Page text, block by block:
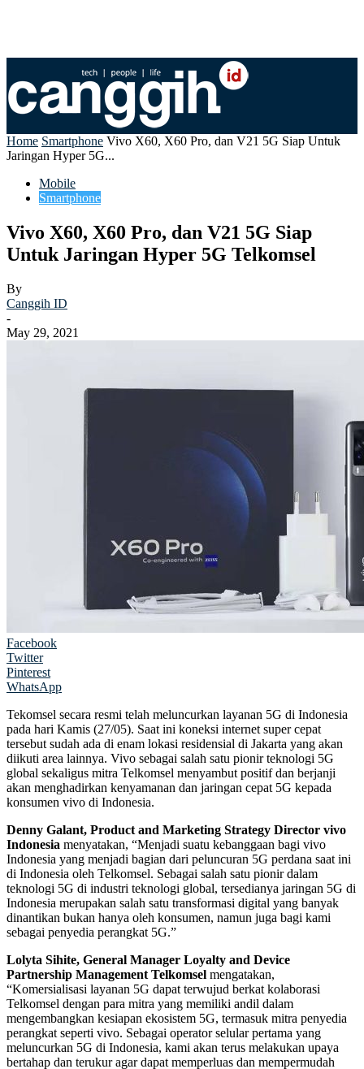
Home Smartphone Vivo X60, X60 Pro, dan V21 5G Siap Untuk
Jaringan Hyper 5G...
Mobile
Smartphone
Vivo X60, X60 Pro, dan V21 5G Siap
Untuk Jaringan Hyper 5G Telkomsel
By
Canggih ID
-
May 29, 2021
Facebook
Twitter
Pinterest
WhatsApp
Tekomsel secara resmi telah meluncurkan layanan 5G di Indonesia
pada hari Kamis (27/05). Saat ini koneksi internet super cepat
tersebut sudah ada di enam lokasi residensial di Jakarta yang akan
diikuti area lainnya. Vivo sebagai salah satu pionir teknologi 5G
global sekaligus mitra Telkomsel menyambut positif dan berjanji
akan menghadirkan kenyamanan dan jaringan cepat 5G kepada
konsumen vivo di Indonesia.
Denny Galant, Product and Marketing Strategy Director vivo
Indonesia menyatakan, “Menjadi suatu kebanggaan bagi vivo
Indonesia yang menjadi bagian dari peluncuran 5G perdana saat ini
di Indonesia oleh Telkomsel. Sebagai salah satu pionir dalam
teknologi 5G di industri teknologi global, tersedianya jaringan 5G di
Indonesia merupakan salah satu transformasi digital yang banyak
dinantikan bukan hanya oleh konsumen, namun juga bagi kami
sebagai penyedia perangkat 5G.”
Lolyta Sihite, General Manager Loyalty and Device
Partnership Management Telkomsel mengatakan,
“Komersialisasi layanan 5G dapat terwujud berkat kolaborasi
Telkomsel dengan para mitra yang memiliki andil dalam
mengembangkan kesiapan ekosistem 5G, termasuk mitra penyedia
perangkat seperti vivo. Sebagai operator selular pertama yang
meluncurkan 5G di Indonesia, kami akan terus melakukan upaya
bertahap dan terukur agar dapat memperluas dan mempermudah